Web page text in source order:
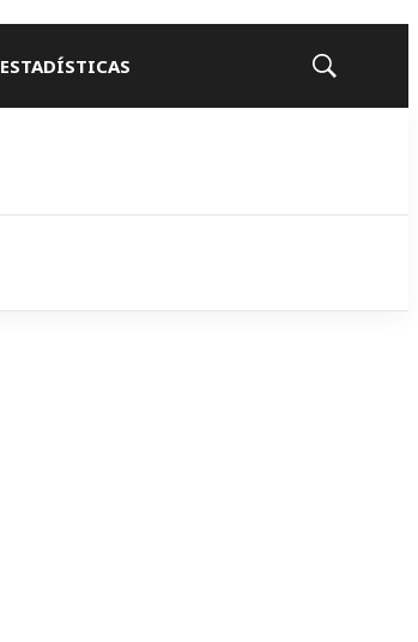
ESTADÍSTICAS
Mostrar